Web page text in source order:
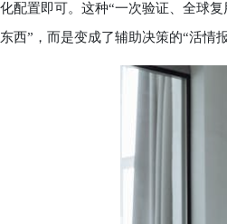
化配置即可。这种“一次验证、全球
东西”，而是变成了辅助决策的“活情报